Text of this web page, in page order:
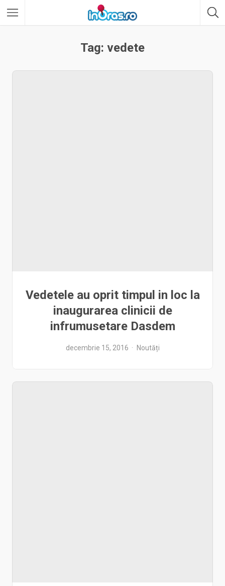
Tag: vedete
Vedetele au oprit timpul in loc la
inaugurarea clinicii de
infrumusetare Dasdem
decembrie 15, 2016 Noutăți